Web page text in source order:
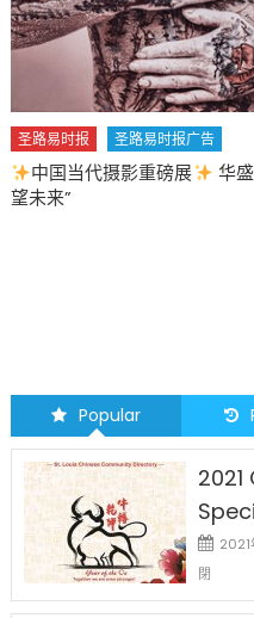
圣路易时报 圣路易时报广告
中国当代摄影重磅展
华
望未来”
Popular
2021
閉